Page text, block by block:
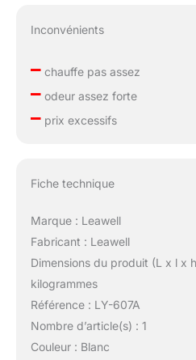
Inconvénients
–chauffe pas assez
–odeur assez forte
–prix excessifs
Fiche technique
Marque : Leawell
Fabricant : Leawell
Dimensions du produit (L x l x
kilogrammes
Référence : LY-607A
Nombre d’article(s) : 1
Couleur : Blanc